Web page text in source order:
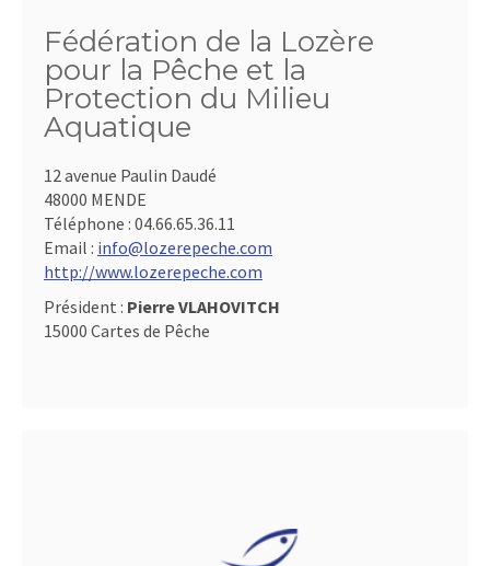
Fédération de la Lozère
pour la Pêche et la
Protection du Milieu
Aquatique
12 avenue Paulin Daudé
48000 MENDE
Téléphone : 04.66.65.36.11
Email : info@lozerepeche.com
http://www.lozerepeche.com
Président : Pierre VLAHOVITCH
15000 Cartes de Pêche